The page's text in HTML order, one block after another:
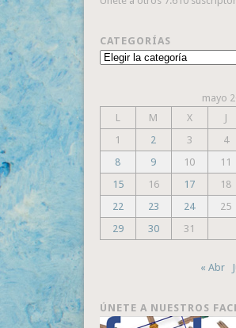
CATEGORÍAS
Categorías
mayo
L
M X J
1
2 3 4
8
9 10 11
15
16 17 18
22
23 24 25
29
30 31
« Abr
ÚNETE A NUESTROS